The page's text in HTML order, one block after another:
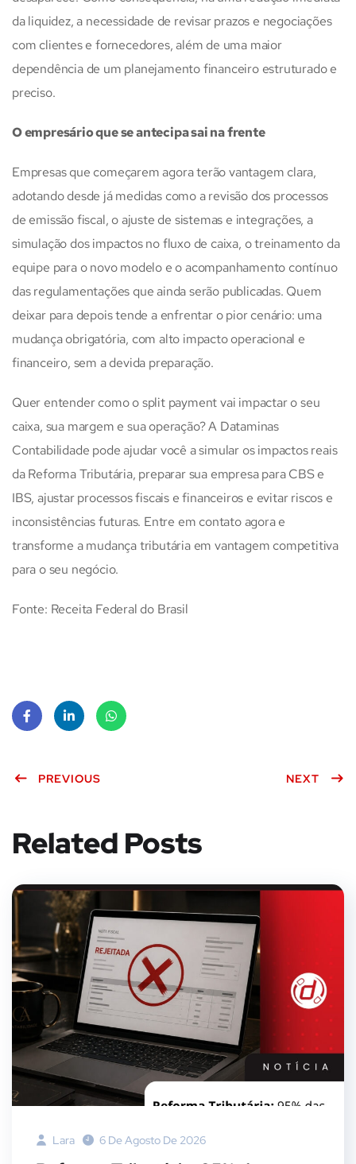
da liquidez, a necessidade de revisar prazos e negociações
com clientes e fornecedores, além de uma maior
dependência de um planejamento financeiro estruturado e
preciso.
O empresário que se antecipa sai na frente
Empresas que começarem agora terão vantagem clara,
adotando desde já medidas como a revisão dos processos
de emissão fiscal, o ajuste de sistemas e integrações, a
simulação dos impactos no fluxo de caixa, o treinamento da
equipe para o novo modelo e o acompanhamento contínuo
das regulamentações que ainda serão publicadas. Quem
deixar para depois tende a enfrentar o pior cenário: uma
mudança obrigatória, com alto impacto operacional e
financeiro, sem a devida preparação.
Quer entender como o split payment vai impactar o seu
caixa, sua margem e sua operação? A Dataminas
Contabilidade pode ajudar você a simular os impactos reais
da Reforma Tributária, preparar sua empresa para CBS e
IBS, ajustar processos fiscais e financeiros e evitar riscos e
inconsistências futuras. Entre em contato agora e
transforme a mudança tributária em vantagem competitiva
para o seu negócio.
Fonte: Receita Federal do Brasil
book
dIn
sApp
PREVIOUS NEXT
Related Posts
Lara 6 De Agosto De 2026